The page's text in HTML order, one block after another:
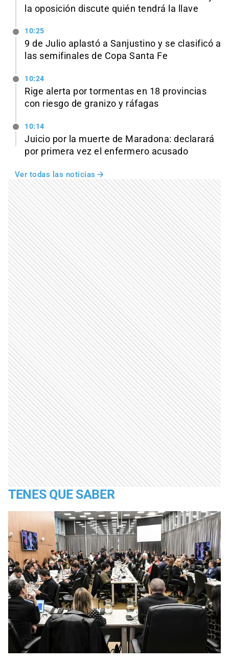
la oposición discute quién tendrá la llave
10:25
9 de Julio aplastó a Sanjustino y se clasificó a
las semifinales de Copa Santa Fe
10:24
Rige alerta por tormentas en 18 provincias
con riesgo de granizo y ráfagas
10:14
Juicio por la muerte de Maradona: declarará
por primera vez el enfermero acusado
Ver todas las noticias
TENES QUE SABER